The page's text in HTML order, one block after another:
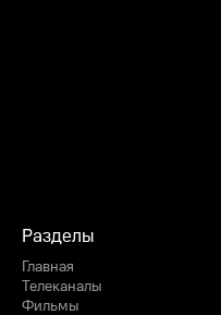
Разделы
Главная
Телеканалы
Фильмы